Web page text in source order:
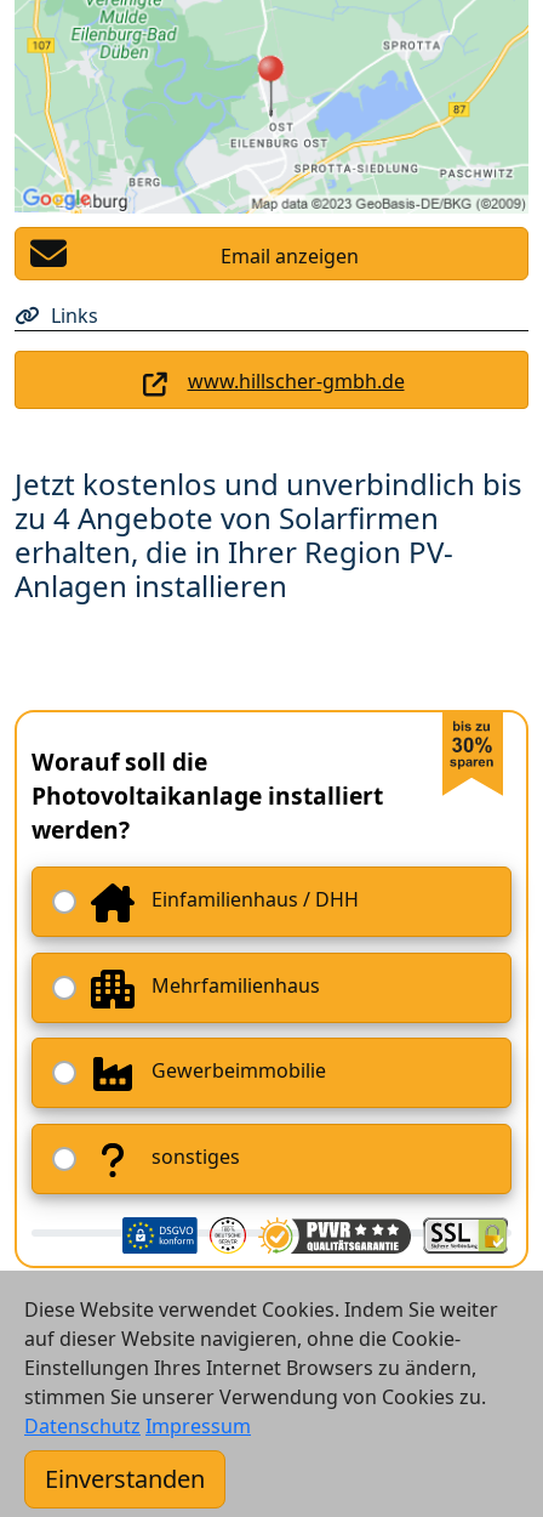
Email anzeigen
Links
www.hillscher-gmbh.de
Jetzt kostenlos und unverbindlich bis
zu 4 Angebote von Solarfirmen
erhalten, die in Ihrer Region PV-
Anlagen installieren
Worauf soll die
Photovoltaikanlage installiert
werden?
Einfamilienhaus / DHH
Mehrfamilienhaus
Gewerbeimmobilie
sonstiges
© 2026 Vergleichsrechner24 GmbH
Kontakt
Diese Website verwendet Cookies. Indem Sie weiter
auf dieser Website navigieren, ohne die Cookie-
Einstellungen Ihres Internet Browsers zu ändern,
stimmen Sie unserer Verwendung von Cookies zu.
Datenschutz Impressum
Einverstanden